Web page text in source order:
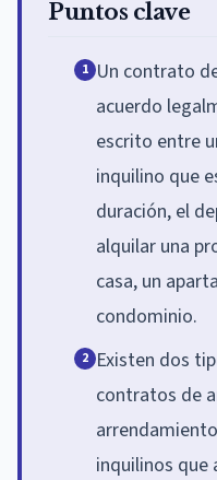
Puntos clave
1 Un contrato
acuerdo
escrito entre
inquilino que
duración, el
alquilar una
casa, un
condominio.
2 Existen dos
contratos de
inquilinos que